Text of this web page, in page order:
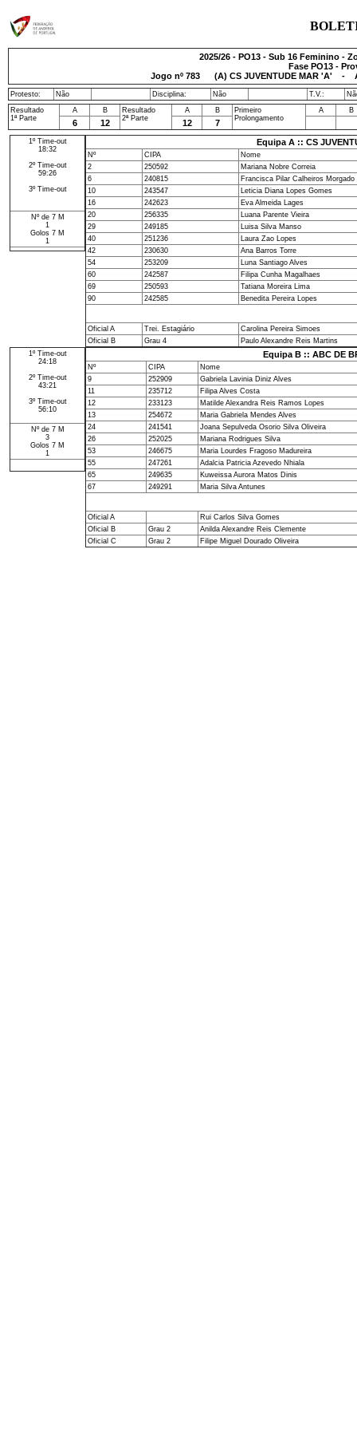
2025/26 - PO13 - Sub 16 Feminino -
Fase PO13 -
Jogo nº 783(A) CS JUVENTUDE MAR 'A' -
Protesto: Não Disciplina: Não T.V.:
Resultado
1ª Parte
A B
Resultado
2ª Parte
A B
Primeiro
Prolongamento
A B
6 12 12 7
1º Time-out
18:32
2º Time-out
59:26
3º Time-out
Nº de 7 M
1
Golos 7 M
1
Equipa A :: CS
Nº CIPA
Nome
2
250592
Mariana Nobre Correia
6
240815
Francisca Pilar Calheiros Morgado
10
243547
Leticia Diana Lopes Gomes
16
242623
Eva Almeida Lages
20
256335
Luana Parente Vieira
29
249185
Luisa Silva Manso
40
251236
Laura Zao Lopes
42
230630
Ana Barros Torre
54
253209
Luna Santiago Alves
60
242587
Filipa Cunha Magalhaes
69
250593
Tatiana Moreira Lima
90
242585 Benedita Pereira Lopes
Oficial A Trei. Estagiário
Carolina Pereira Simoes
Oficial B
Grau 4
Paulo Alexandre Reis Martins
1º Time-out
24:18
2º Time-out
43:21
3º Time-out
56:10
Nº de 7 M
3
Golos 7 M
1
Equipa B :: ABC DE
Nº CIPA
Nome
9
252909
Gabriela Lavinia Diniz Alves
11
235712
Filipa Alves Costa
12
233123
Matilde Alexandra Reis Ramos Lopes
13
254672
Maria Gabriela Mendes Alves
24
241541
Joana Sepulveda Osorio Silva Oliveira
26
252025
Mariana Rodrigues Silva
53
246675
Maria Lourdes Fragoso Madureira
55
247261
Adalcia Patricia Azevedo Nhiala
65
249635
Kuweissa Aurora Matos Dinis
67
249291 Maria Silva Antunes
Oficial A
Rui Carlos Silva Gomes
Oficial B
Grau 2
Anilda Alexandre Reis Clemente
Oficial C
Grau 2 Filipe Miguel Dourado Oliveira